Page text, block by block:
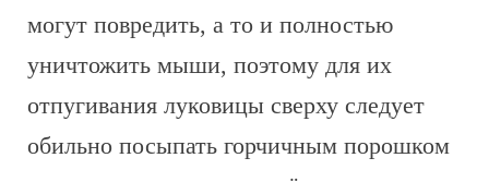
могут повредить, а то и полностью
уничтожить мыши, поэтому для их
отпугивания луковицы сверху следует
обильно посыпать горчичным порошком